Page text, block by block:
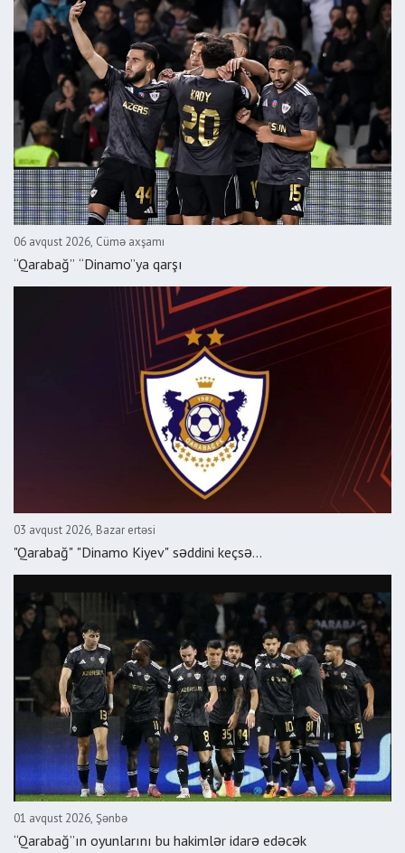
06 avqust 2026, Cümə axşamı
“Qarabağ” “Dinamo”ya qarşı
03 avqust 2026, Bazar ertəsi
"Qarabağ" "Dinamo Kiyev" səddini keçsə...
01 avqust 2026, Şənbə
“Qarabağ”ın oyunlarını bu hakimlər idarə edəcək